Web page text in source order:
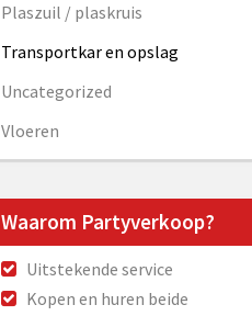
Plaszuil / plaskruis
Transportkar en opslag
Uncategorized
Vloeren
Waarom Partyverkoop?
Uitstekende service
Kopen en huren beide